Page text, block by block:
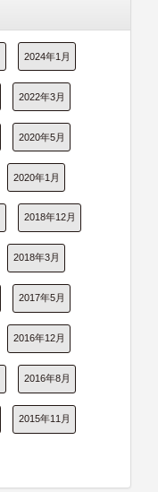
2024年1月
2022年3月
2020年5月
2020年1月
2018年12月
2018年3月
2017年5月
2016年12月
2016年8月
2015年11月